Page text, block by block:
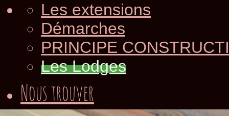
Les extensions
Démarches
PRINCIPE
Les Lodges
Nous trouver